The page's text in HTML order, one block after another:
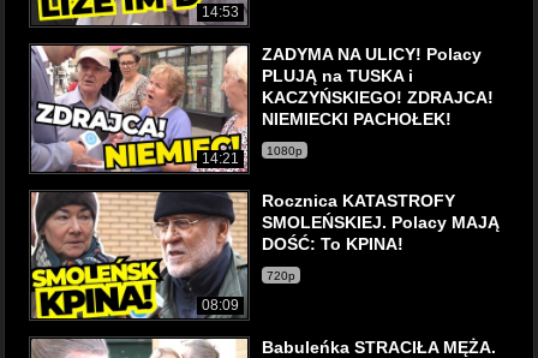
14:53
14:21
ZADYMA NA ULICY! Polacy
PLUJĄ na TUSKA i
KACZYŃSKIEGO! ZDRAJCA!
NIEMIECKI PACHOŁEK!
1080p
08:09
Rocznica KATASTROFY
SMOLEŃSKIEJ. Polacy MAJĄ
DOŚĆ: To KPINA!
720p
Babuleńka STRACIŁA MĘŻA.